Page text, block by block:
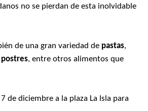
no se pierdan de esta inolvidable
de una gran variedad de pastas,
postres, entre otros alimentos que
de diciembre a la plaza La Isla para